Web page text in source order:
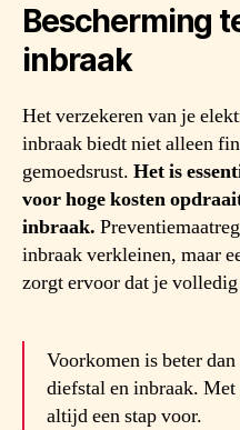
Bescherming
inbraak
Het verzekeren van je
inbraak biedt niet alleen
gemoedsrust. Het is
voor hoge kosten
inbraak.
inbraak verkleinen, maar
zorgt ervoor dat je
Voorkomen is beter
diefstal en inbraak.
altijd een stap voor.